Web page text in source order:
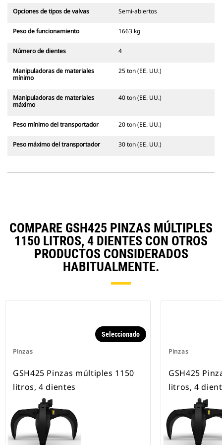
Opciones de tipos de valvas Semi-abiertos
Peso de funcionamiento 1663 kg
Número de dientes 4
Manipuladoras de materiales
mínimo
25 ton (EE. UU.)
Manipuladoras de materiales
máximo
40 ton (EE. UU.)
Peso mínimo del transportador 20 ton (EE. UU.)
Peso máximo del transportador 30 ton (EE. UU.)
COMPARE GSH425 PINZAS MÚLTIPLES
1150 LITROS, 4 DIENTES CON OTROS
PRODUCTOS CONSIDERADOS
HABITUALMENTE.
Pinzas
Seleccionado
GSH425 Pinzas múltiples 1150
litros, 4 dientes
Pinzas
GSH425
litros, 4